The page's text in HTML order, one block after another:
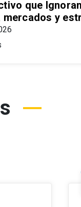
que
y